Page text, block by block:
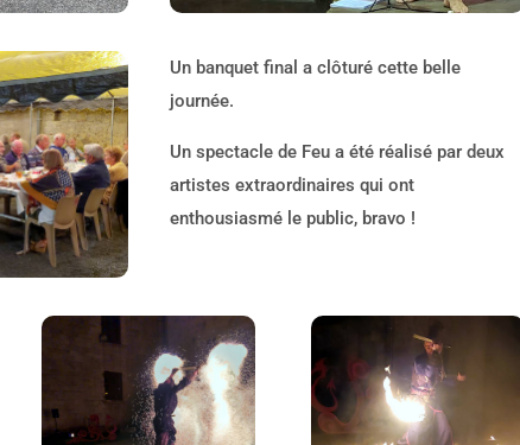
Un banquet final a clôturé cette belle
journée.
Un spectacle de Feu a été réalisé par deux
artistes extraordinaires qui ont
enthousiasmé le public, bravo !